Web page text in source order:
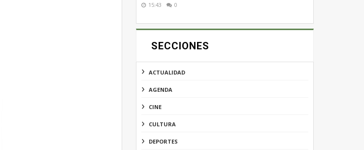
15:43 0
SECCIONES
ACTUALIDAD
AGENDA
CINE
CULTURA
DEPORTES